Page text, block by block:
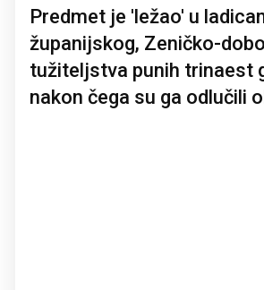
Predmet je 'ležao' u
županijskog, Zeničko-
tužiteljstva punih trinaest
nakon čega su ga odlučili